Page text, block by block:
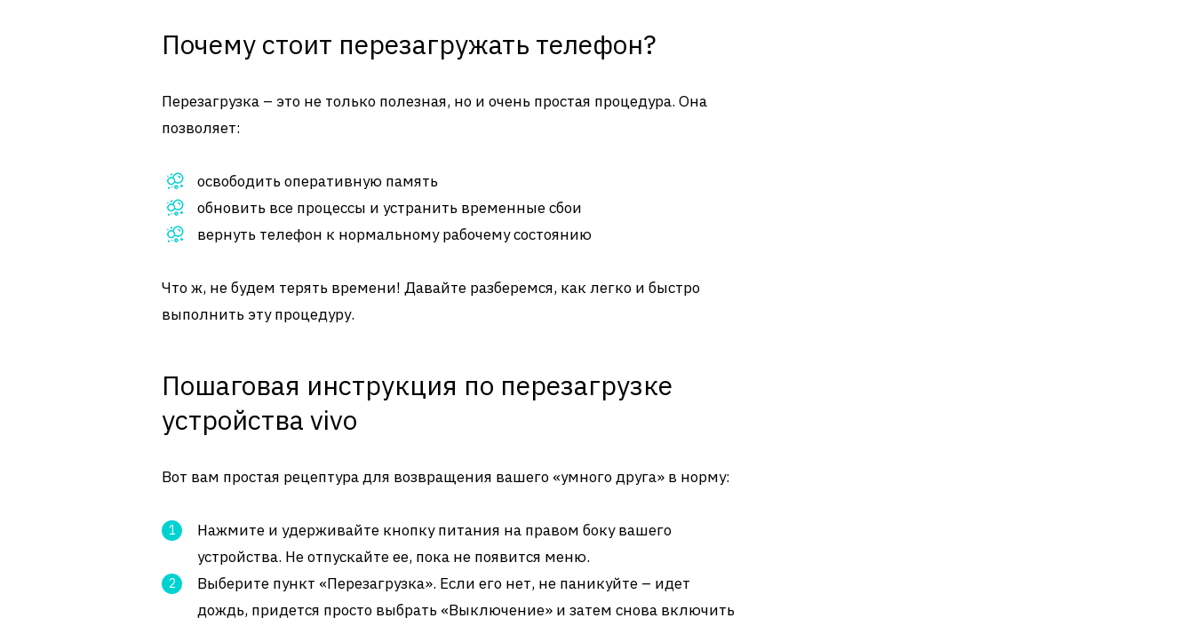
Почему стоит перезагружать телефон?
Перезагрузка – это не только полезная, но и очень простая процедура. Она
позволяет:
освободить оперативную память
обновить все процессы и устранить временные сбои
вернуть телефон к нормальному рабочему состоянию
Что ж, не будем терять времени! Давайте разберемся, как легко и быстро
выполнить эту процедуру.
Пошаговая инструкция по перезагрузке
устройства vivo
Вот вам простая рецептура для возвращения вашего «умного друга» в норму:
Нажмите и удерживайте кнопку питания на правом боку вашего
устройства. Не отпускайте ее, пока не появится меню.
Выберите пункт «Перезагрузка». Если его нет, не паникуйте – идет
дождь, придется просто выбрать «Выключение» и затем снова включить